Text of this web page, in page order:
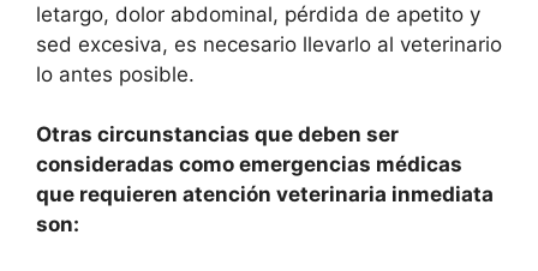
letargo, dolor abdominal, pérdida de apetito y
sed excesiva, es necesario llevarlo al veterinario
lo antes posible.
Otras circunstancias que deben ser
consideradas como emergencias médicas
que requieren atención veterinaria inmediata
son: